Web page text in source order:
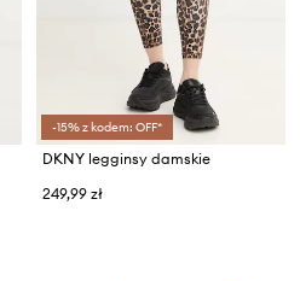
-15% z kodem: OFF*
DKNY legginsy damskie
249,99 zł